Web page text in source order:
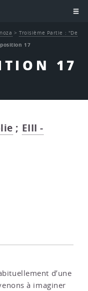
17
>Troisième Partie : "De
17
; EIII -
d’une
à imaginer